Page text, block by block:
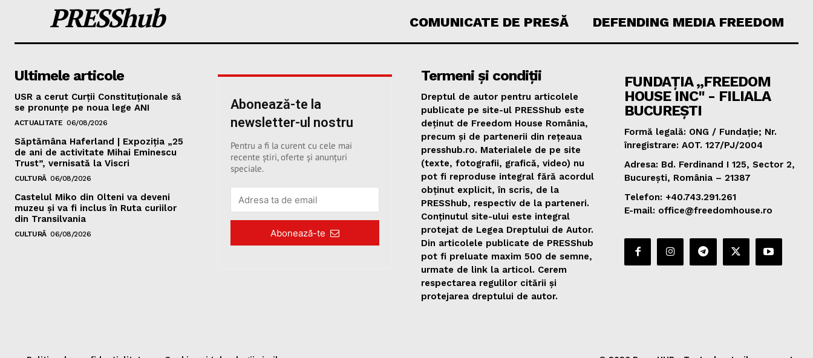
PRESShub COMUNICATE DE PRESĂ DEFENDING MEDIA FREEDOM
Ultimele articole
USR a cerut Curții Constituționale să
se pronunțe pe noua lege ANI
ACTUALITATE 06/08/2026
Săptămâna Haferland | Expoziţia „25
de ani de activitate Mihai Eminescu
Trust”, vernisată la Viscri
CULTURĂ 06/08/2026
Castelul Miko din Olteni va deveni
muzeu şi va fi inclus în Ruta curiilor
din Transilvania
CULTURĂ 06/08/2026
Abonează-te la
newsletter-ul nostru
Pentru a fi la curent cu cele mai
recente știri, oferte și anunțuri
speciale.
Abonează-te
Termeni și condiții
Dreptul de autor pentru articolele
publicate pe site-ul PRESShub este
deținut de Freedom House România,
precum și de partenerii din rețeaua
presshub.ro. Materialele de pe site
(texte, fotografii, grafică, video) nu
pot fi reproduse integral fără acordul
obținut explicit, în scris, de la
PRESShub, respectiv de la parteneri.
Conținutul site-ului este integral
protejat de Legea Dreptului de Autor.
Din articolele publicate de PRESShub
pot fi preluate maxim 500 de semne,
urmate de link la articol. Cerem
respectarea regulilor citării și
protejarea dreptului de autor.
FUNDAȚIA „FREEDOM
HOUSE INC" - FILIALA
BUCUREȘTI
Formă legală: ONG / Fundație; Nr.
înregistrare: AOT. 127/PJ/2004
Adresa: Bd. Ferdinand I 125, Sector 2,
București, România – 21387
Telefon: +40.743.291.261
E-mail: office@freedomhouse.ro